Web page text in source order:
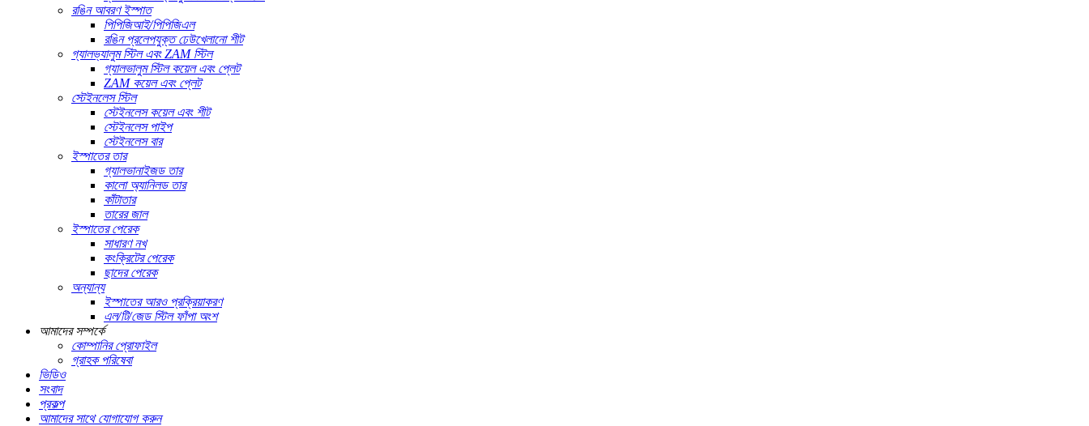
রঙিন আবরণ ইস্পাত
পিপিজিআই/পিপিজিএল
রঙিন প্রলেপযুক্ত ঢেউখেলানো শীট
গ্যালভ্যালুম স্টিল এবং ZAM স্টিল
গ্যালভালুম স্টিল কয়েল এবং প্লেট
ZAM কয়েল এবং প্লেট
স্টেইনলেস স্টিল
স্টেইনলেস কয়েল এবং শীট
স্টেইনলেস পাইপ
স্টেইনলেস বার
ইস্পাতের তার
গ্যালভানাইজড তার
কালো অ্যানিলড তার
কাঁটাতার
তারের জাল
ইস্পাতের পেরেক
সাধারণ নখ
কংক্রিটের পেরেক
ছাদের পেরেক
অন্যান্য
ইস্পাতের আরও প্রক্রিয়াকরণ
এল/টি/জেড স্টিল ফাঁপা অংশ
আমাদের সম্পর্কে
কোম্পানির প্রোফাইল
গ্রাহক পরিষেবা
ভিডিও
সংবাদ
প্রকল্প
আমাদের সাথে যোগাযোগ করুন